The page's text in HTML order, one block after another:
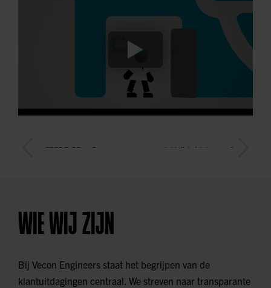
WIE WIJ ZIJN
Bij Vecon Engineers staat het begrijpen van de
klantuitdagingen centraal. We streven naar transparante